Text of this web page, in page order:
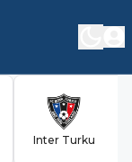
Inter Turku